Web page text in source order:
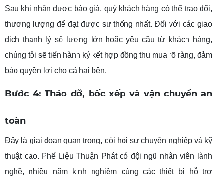
Sau khi nhận được báo giá, quý khách hàng có thể trao đổi,
thương lượng để đạt được sự thống nhất. Đối với các giao
dịch thanh lý số lượng lớn hoặc yêu cầu từ khách hàng,
chúng tôi sẽ tiến hành ký kết hợp đồng thu mua rõ ràng, đảm
bảo quyền lợi cho cả hai bên.
Bước 4: Tháo dỡ, bốc xếp và vận chuyển an
toàn
Đây là giai đoạn quan trọng, đòi hỏi sự chuyên nghiệp và kỹ
thuật cao. Phế Liệu Thuận Phát có đội ngũ nhân viên lành
nghề, nhiều năm kinh nghiệm cùng các thiết bị hỗ trợ